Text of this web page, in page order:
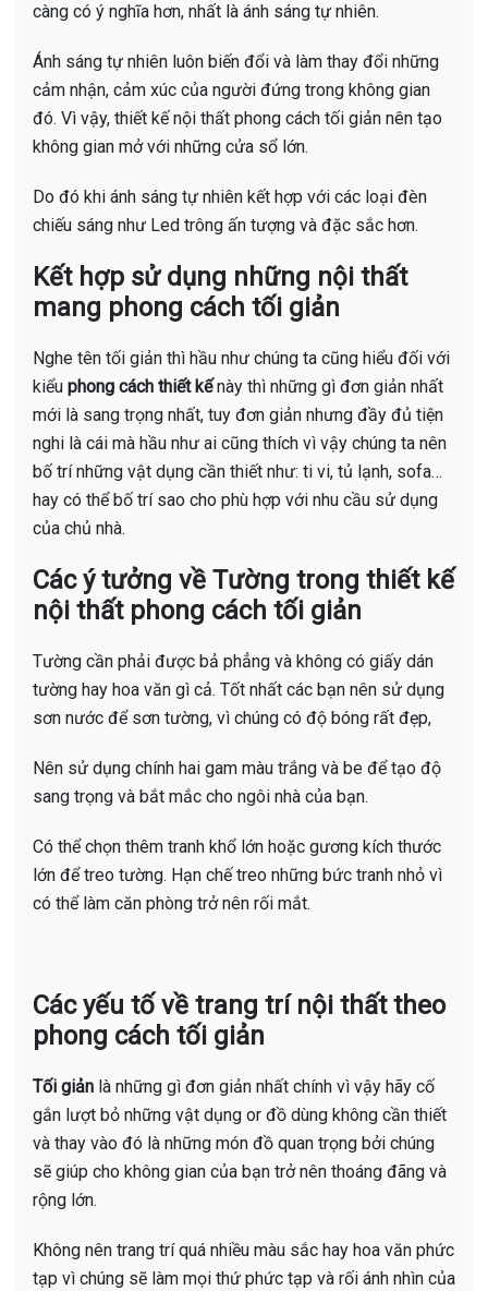
càng có ý nghĩa hơn, nhất là ánh sáng tự nhiên.
Ánh sáng tự nhiên luôn biến đổi và làm thay đổi những
cảm nhận, cảm xúc của người đứng trong không gian
đó. Vì vậy, thiết kế nội thất phong cách tối giản nên tạo
không gian mở với những cửa sổ lớn.
Do đó khi ánh sáng tự nhiên kết hợp với các loại đèn
chiếu sáng như Led trông ấn tượng và đặc sắc hơn.
Kết hợp sử dụng những nội thất
mang phong cách tối giản
Nghe tên tối giản thì hầu như chúng ta cũng hiểu đối với
kiểu phong cách thiết kếnày thì những gì đơn giản nhất
mới là sang trọng nhất, tuy đơn giản nhưng đầy đủ tiện
nghi là cái mà hầu như ai cũng thích vì vậy chúng ta nên
bố trí những vật dụng cần thiết như: ti vi, tủ lạnh, sofa…
hay có thể bố trí sao cho phù hợp với nhu cầu sử dụng
của chủ nhà.
Các ý tưởng về Tường trong thiết kế
nội thất phong cách tối giản
Tường cần phải được bả phẳng và không có giấy dán
tường hay hoa văn gì cả. Tốt nhất các bạn nên sử dụng
sơn nước để sơn tường, vì chúng có độ bóng rất đẹp,
Nên sử dụng chính hai gam màu trắng và be để tạo độ
sang trọng và bắt mắc cho ngôi nhà của bạn.
Có thể chọn thêm tranh khổ lớn hoặc gương kích thước
lớn để treo tường. Hạn chế treo những bức tranh nhỏ vì
có thể làm căn phòng trở nên rối mắt.
Các yếu tố về trang trí nội thất theo
phong cách tối giản
Tối giản là những gì đơn giản nhất chính vì vậy hãy cố
gắn lượt bỏ những vật dụng or đồ dùng không cần thiết
và thay vào đó là những món đồ quan trọng bởi chúng
sẽ giúp cho không gian của bạn trở nên thoáng đãng và
rộng lớn.
Không nên trang trí quá nhiều màu sắc hay hoa văn phức
tạp vì chúng sẽ làm mọi thứ phức tạp và rối ánh nhìn của